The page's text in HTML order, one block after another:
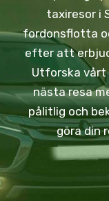
taxiresor i
fordonsflotta
efter att
Utforska vårt
nästa resa
pålitlig och
göra din